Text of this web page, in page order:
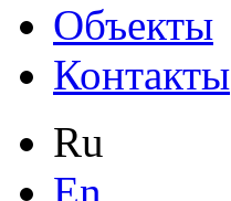
Объекты
Контакты
Ru